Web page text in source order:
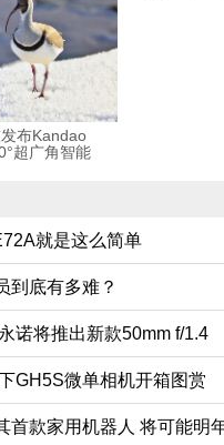
布Kandao
超广角智能
就是这么简单
到底有多难？
诺将推出新款50mm f/1.4
GH5S微单相机开箱图赏
首款家用机器人 将可能明